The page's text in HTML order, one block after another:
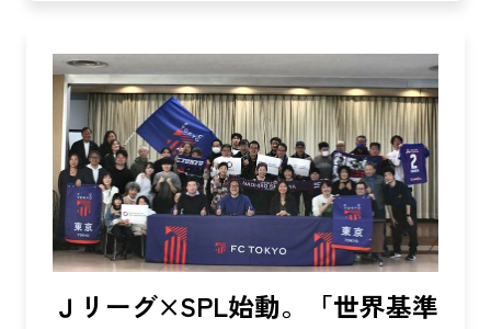
クラブは「社会実装」のハブへ
—（Splat Inc. 横井良昭）【後
編】
Ｊリーグ×SPL始動。「世界基準